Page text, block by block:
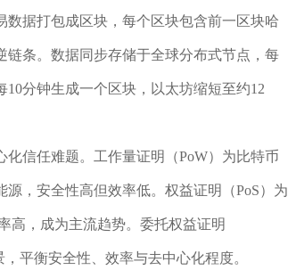
据打包成区块，每个区块包含前一区块哈
条。数据同步存储于全球分布式节点，每
分钟生成一个区块，以太坊缩短至约12
信任难题。工作量证明（PoW）为比特币
，安全性高但效率低。权益证明（PoS）为
高，成为主流趋势。委托权益证明
平衡安全性、效率与去中心化程度。